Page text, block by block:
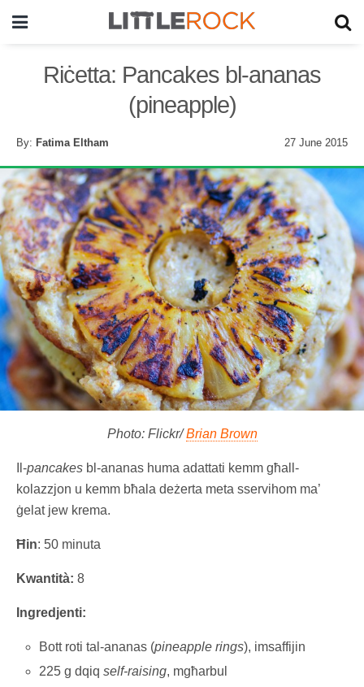
Riċetta: Pancakes bl-ananas
(pineapple)
By: Fatima Eltham 27 June 2015
Photo: Flickr/Brian Brown
Il-pancakes bl-ananas huma adattati kemm għall-
kolazzjon u kemm bħala deżerta meta sservihom ma’
ġelat jew krema.
Ħin: 50 minuta
Kwantità: 8
Ingredjenti:
Bott roti tal-ananas (pineapple rings), imsaffijin
225 g dqiqself-raising, mgħarbul